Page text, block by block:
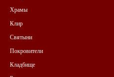
Храмы
Клир
Святыни
Покровители
Кладбище